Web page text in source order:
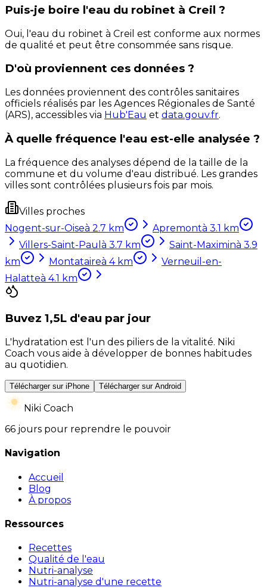
Puis-je boire l'eau du robinet à Creil ?
Oui, l'eau du robinet à Creil est conforme aux normes
de qualité et peut être consommée sans risque.
D'où proviennent ces données ?
Les données proviennent des contrôles sanitaires
officiels réalisés par les Agences Régionales de Santé
(ARS), accessibles via Hub'Eau et data.gouv.fr.
À quelle fréquence l'eau est-elle analysée ?
La fréquence des analyses dépend de la taille de la
commune et du volume d'eau distribué. Les grandes
villes sont contrôlées plusieurs fois par mois.
Villes proches
Nogent-sur-Oiseà 2.7 km Apremontà 3.1 km
Villers-Saint-Paul à 3.7 km Saint-Maximinà 3.9
km
Montataireà 4km
Verneuil-en-
Halatteà 4.1 km
Buvez 1,5L d'eau par jour
L'hydratation est l'un des piliers de la vitalité. Niki
Coach vous aide à développer de bonnes habitudes
au quotidien.
Télécharger sur iPhone Télécharger sur Android
Niki Coach
66 jours pour reprendre le pouvoir
Navigation
Accueil
Blog
À propos
Ressources
Recettes
Qualité de l'eau
Nutri-analyse
Nutri-analyse d'une recette